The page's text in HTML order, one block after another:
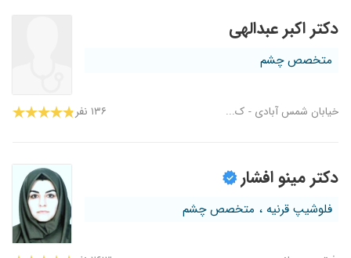
دکتر اکبر عبدالهی
متخصص چشم
خیابان شمس آبادی - ک... ۱۳۶ نفر
دکتر مینو افشار
فلوشیپ قرنیه ، متخصص چشم